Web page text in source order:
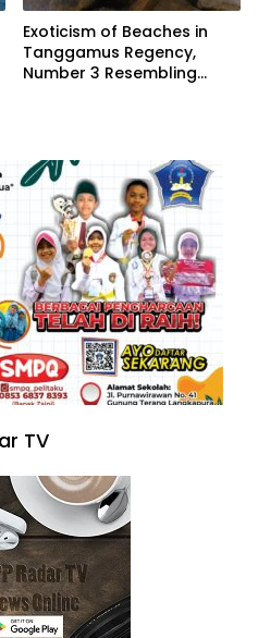
Exoticism of Beaches in
Tanggamus Regency,
Number 3 Resembling
TV